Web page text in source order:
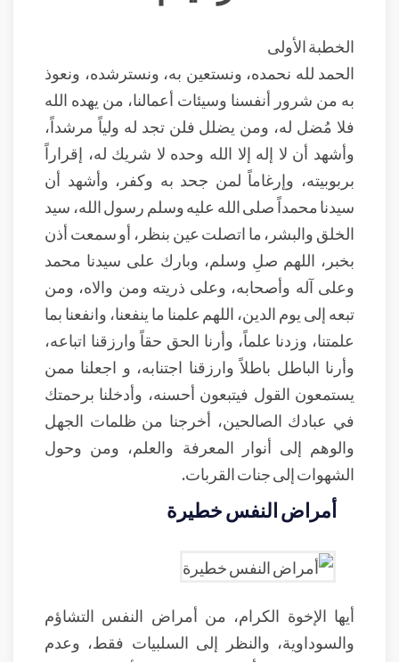
الخطبة الأولى
الحمد لله نحمده، ونستعين به، ونسترشده، ونعوذ
به من شرور أنفسنا وسيئات أعمالنا، من يهده الله
فلا مُضل له، ومن يضلل فلن تجد له ولياً مرشداً،
وأشهد أن لا إله إلا الله وحده لا شريك له، إقراراً
بربوبيته، وإرغاماً لمن جحد به وكفر، وأشهد أن
سيدنا محمداً صلى الله عليه وسلم رسول الله، سيد
الخلق والبشر، ما اتصلت عين بنظر، أو سمعت أذن
بخبر، اللهم صلِ وسلم، وبارك على سيدنا محمد
وعلى آله وأصحابه، وعلى ذريته ومن والاه، ومن
تبعه إلى يوم الدين، اللهم علمنا ما ينفعنا، وانفعنا بما
علمتنا، وزدنا علماً، وأرنا الحق حقاً وارزقنا اتباعه،
وأرنا الباطل باطلاً وارزقنا اجتنابه، و اجعلنا ممن
يستمعون القول فيتبعون أحسنه، وأدخلنا برحمتك
في عبادك الصالحين، أخرجنا من ظلمات الجهل
والوهم إلى أنوار المعرفة والعلم، ومن وحول
الشهوات إلى جنات القربات.
أمراض النفس خطيرة
أيها الإخوة الكرام، من أمراض النفس التشاؤم
والسوداوية، والنظر إلى السلبيات فقط، وعدم